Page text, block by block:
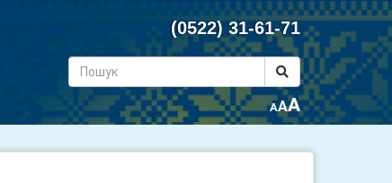
(0522) 31-61-71
AAA